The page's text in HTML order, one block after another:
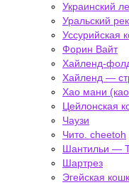
Украинский
Уральский
Уссурийская
Форин Вайт
Хайленд-
Хайленд —
Хао мани
Цейлонская
Чаузи
Чито. cheetoh
Шантильи —
Шартрез
Эгейская